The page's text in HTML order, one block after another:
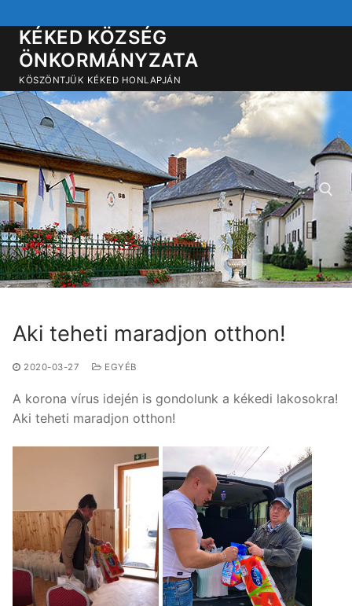
a
tartalomra
KÉKED KÖZSÉG
ÖNKORMÁNYZATA
KÖSZÖNTJÜK KÉKED HONLAPJÁN
Keresése:
Aki teheti maradjon otthon!
2020-03-27 EGYÉB
A korona vírus idején is gondolunk a kékedi lakosokra!
Aki teheti maradjon otthon!